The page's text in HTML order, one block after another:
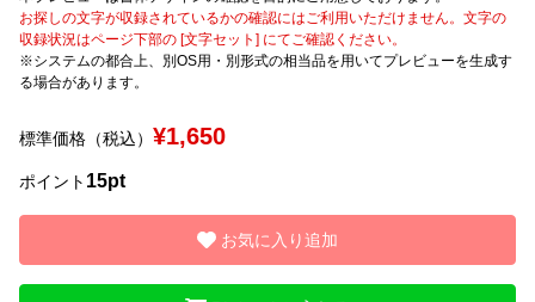
文字種類
価格帯
リセット 検索
お探しの文字が収録されているかの確認にはご利用いただけません。文字の
収録状況はページ下部の [文字セット] にてご確認ください。
※システムの都合上、別OS用・別形式の相当品を用いてプレビューを生成す
る場合があります。
標準価格（税込） ¥1,650
ポイント 15pt
お気に入り追加